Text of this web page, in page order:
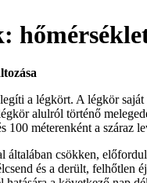
a légkört. A légkör
alulról történő
100 méterenként a száraz
általában csökken,
és a derült, felhőtlen